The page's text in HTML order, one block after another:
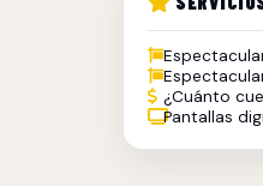
¿Cuánto
Pantallas